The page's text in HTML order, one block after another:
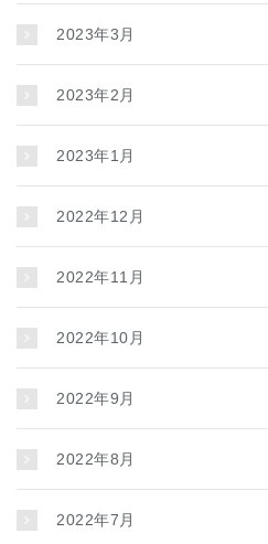
2023年3月
2023年2月
2023年1月
2022年12月
2022年11月
2022年10月
2022年9月
2022年8月
2022年7月